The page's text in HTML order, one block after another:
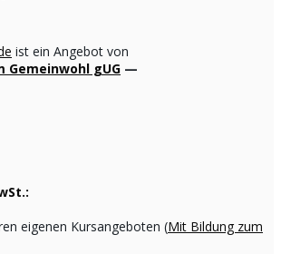
ist ein Angebot von
Gemeinwohl gUG —
eigenen Kursangeboten (Mit Bildung zum